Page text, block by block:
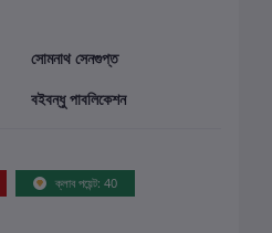
সোমনাথ সেনগুপ্ত
বইবন্ধু পাবলিকেশন
ক্লাব পয়েন্ট: 40